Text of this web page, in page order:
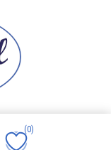
(0)